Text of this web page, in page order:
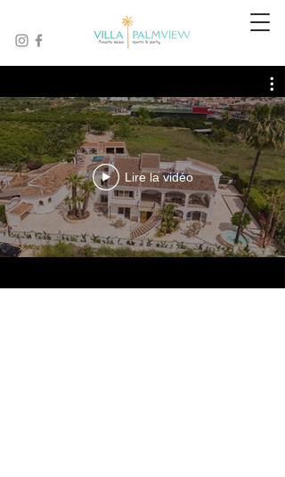
Lire la vidéo